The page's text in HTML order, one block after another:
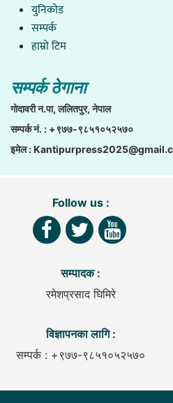
युनिकाेड
सम्पर्क
हाम्राे टिम
सम्पर्क ठेगाना
गाेदावरी न.पा, ललितपुर, नेपाल
सम्पर्क नं. : +९७७-९८५१०५२५७०
इमेल :
Follow us :
सम्पादक :
रमेशप्रसाद घिमिरे
विज्ञापनका लागि :
सम्पर्क : +९७७-९८५१०५२५७०